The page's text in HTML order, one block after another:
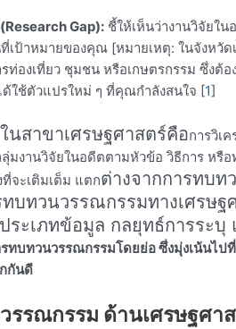
Gap):ชี้ให้เห็นว่างานวิจัยใน
ป้าหมายของคุณ [หมายเหตุ: ในจังหวัด
ท่องเที่ยว ชุมชน หรือเกษตรกรรม ซึ่งต้
ใช้ตัวแปรใหม่ ๆ ที่คุณกำลังสนใจ [1]
สาขาเศรษฐศาสตร์คือการวิเ
มงานวิจัยในอดีตตามหัวข้อ วิธีการ หรือ
จะเติมเต็ม แตกต่างจากการทบ
บทวนวรรณกรรมทางเศรษ
ะเภทข้อมูล กลยุทธ์การระบุ
บทวนวรรณกรรมโดยย่อ ซึ่งมุ่งเน้นไปที่
กันดี
รรณกรรม ด้านเศรษฐศา